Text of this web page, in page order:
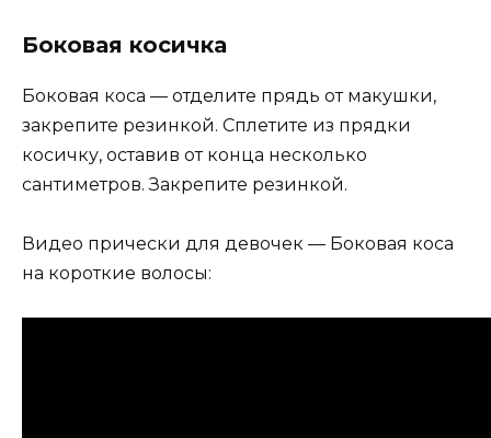
Боковая косичка
Боковая коса — отделите прядь от макушки,
закрепите резинкой. Сплетите из прядки
косичку, оставив от конца несколько
сантиметров. Закрепите резинкой.
Видео прически для девочек — Боковая коса
на короткие волосы: